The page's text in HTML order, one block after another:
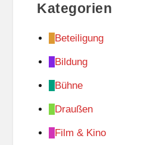
Kategorien
Beteiligung
Bildung
Bühne
Draußen
Film & Kino